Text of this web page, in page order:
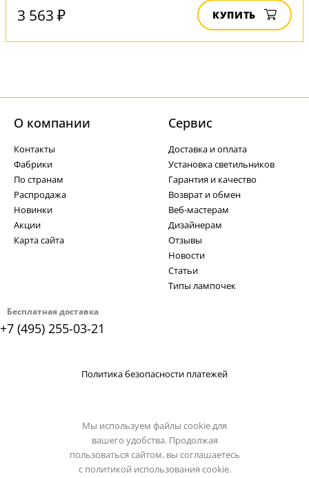
3 563 ₽ КУПИТЬ
Бесплатная доставка
+7 (495) 255-03-21
О компании
Контакты
Фабрики
По странам
Распродажа
Новинки
Акции
Карта сайта
Cервис
Доставка и оплата
Установка светильников
Гарантия и качество
Возврат и обмен
Веб-мастерам
Дизайнерам
Отзывы
Новости
Статьи
Типы лампочек
Политика безопасности платежей
Мы используем файлы cookie для
вашего удобства. Продолжая
пользоваться сайтом, вы соглашаетесь
с политикой использования cookie.